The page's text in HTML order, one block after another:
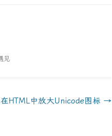
见
在HTML中放大Unicode图标 →